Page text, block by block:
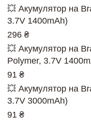
💥 Акумулятор на
3.7V 1400mAh)
296 ₴
💥 Акумулятор на
Polymer, 3.7V
91 ₴
💥 Акумулятор на
3.7V 3000mAh)
91 ₴